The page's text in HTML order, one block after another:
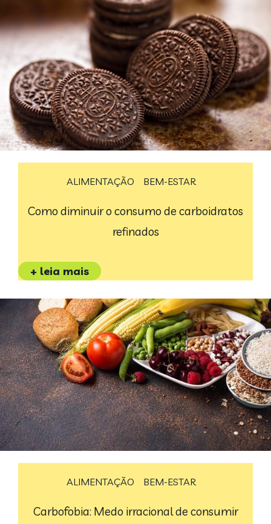
ALIMENTAÇÃO BEM-ESTAR
Como diminuir o consumo de carboidratos
refinados
+ leia mais
ALIMENTAÇÃO BEM-ESTAR
Carbofobia: Medo irracional de consumir